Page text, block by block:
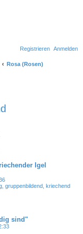
Anmelden
Registrieren
Rosa (Rosen)
Igel
gruppenbildend, kriechend
sind"